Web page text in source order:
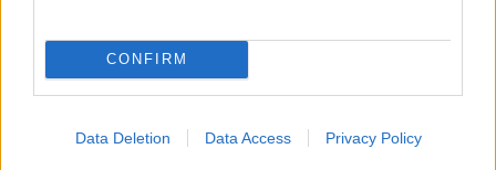
CONFIRM
Data Deletion Data Access Privacy Policy
Tecpro is.